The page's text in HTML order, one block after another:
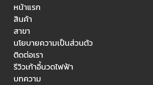
หน้าแรก
สินค้า
สาขา
นโยบายความเป็นส่วนตัว
ติดต่อเรา
รีวิวเก้าอี้นวดไฟฟ้า
บทความ